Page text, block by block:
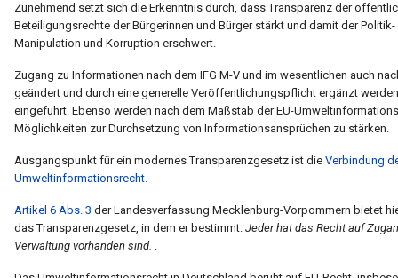
Zunehmend setzt sich die Erkenntnis durch, dass Transparenz der
Beteiligungsrechte der Bürgerinnen und Bürger stärkt und damit der
Manipulation und Korruption erschwert.
Zugang zu Informationen nach dem IFG M-V und im wesentlichen auch
geändert und durch eine generelle Veröffentlichungspflicht ergänzt
eingeführt. Ebenso werden nach dem Maßstab der EU-
Möglichkeiten zur Durchsetzung von Informationsansprüchen zu stärken.
Ausgangspunkt für ein modernes Transparenzgesetz ist die Verbindung
Umweltinformationsrecht.
Artikel 6 Abs. 3 der Landesverfassung Mecklenburg-Vorpommern bietet
das Transparenzgesetz, in dem er bestimmt: Jeder hat das Recht auf
Verwaltung vorhanden sind. .